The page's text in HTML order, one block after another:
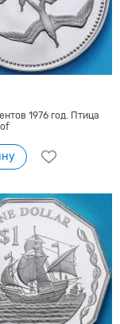
1976 год. Птица